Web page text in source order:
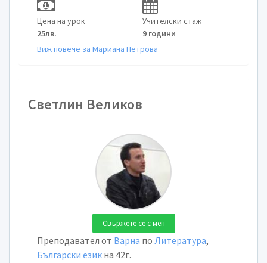
Цена на урок
25лв.
Учителски стаж
9 години
Виж повече за Мариана Петрова
Светлин Великов
Свържете се с мен
Преподавател от Варна по Литература,
Български език на 42г.